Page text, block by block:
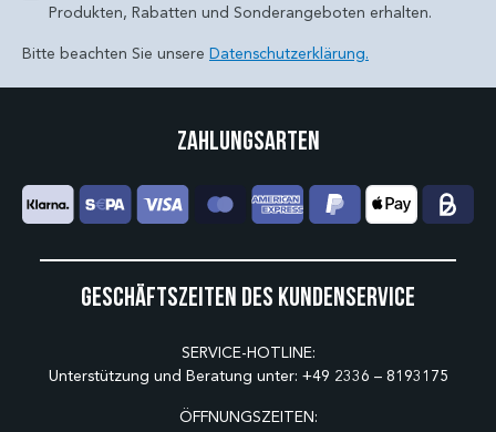
Produkten, Rabatten und Sonderangeboten erhalten.
Bitte beachten Sie unsere Datenschutzerklärung.
Geschäftszeiten des Kundenservice
SERVICE-HOTLINE:
Unterstützung und Beratung unter: +49 2336 – 8193175
ÖFFNUNGSZEITEN:
Zahlungsarten